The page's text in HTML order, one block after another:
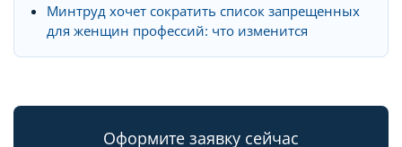
Минтруд хочет сократить список запрещенных
для женщин профессий: что изменится
Оформите заявку сейчас